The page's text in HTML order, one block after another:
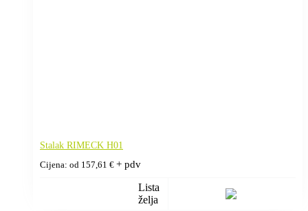
Stalak RIMECK H01
Cijena: od 157,61 € + pdv
Lista
želja